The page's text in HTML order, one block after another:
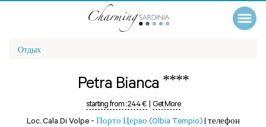
Отдых
Petra Bianca ****
starting from :244 € | Get More
Loc. Cala Di Volpe - Порто Церво (Olbia Tempio) | телефон